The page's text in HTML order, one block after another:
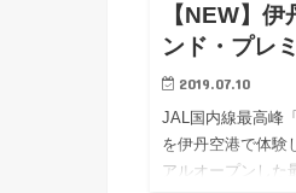
【NEW】
ンド・プレ
2019.07.10
JAL国内線最高峰
を伊丹空港で体験
アルオープンした